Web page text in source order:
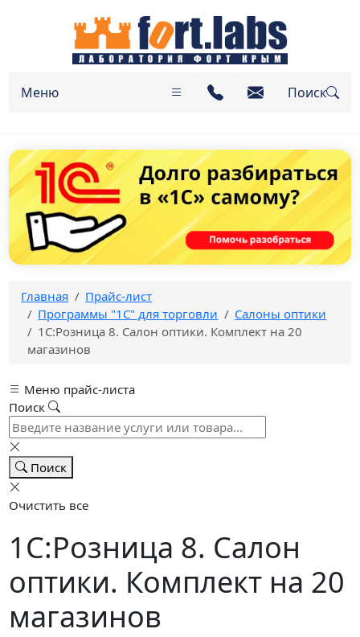
Меню Поиск
Главная
Прайс-лист
Программы "1C" для торговли
Салоны оптики
1С:Розница 8. Салон оптики. Комплект на 20
магазинов
Меню прайс-листа
Поиск
Поиск
Очистить все
1С:Розница 8. Салон
оптики. Комплект на 20
магазинов